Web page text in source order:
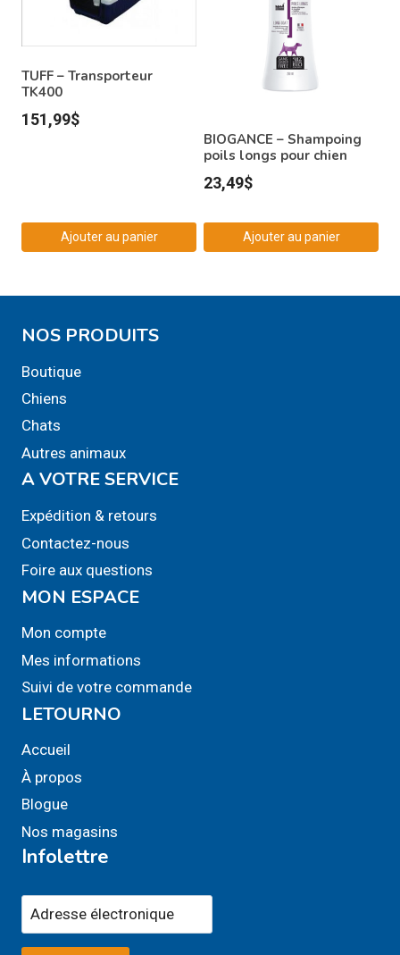
TUFF – Transporteur
TK400
151,99$
Ajouter au panier
BIOGANCE – Shampoing
poils longs pour chien
23,49$
Ajouter au panier
NOS PRODUITS
Boutique
Chiens
Chats
Autres animaux
A VOTRE SERVICE
Expédition & retours
Contactez-nous
Foire aux questions
MON ESPACE
Mon compte
Mes informations
Suivi de votre commande
LETOURNO
Accueil
À propos
Blogue
Nos magasins
Infolettre